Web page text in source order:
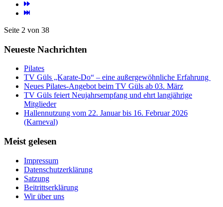
Seite 2 von 38
Neueste Nachrichten
Pilates
TV Güls „Karate-Do“ – eine außergewöhnliche Erfahrung
Neues Pilates-Angebot beim TV Güls ab 03. März
TV Güls feiert Neujahrsempfang und ehrt langjährige
Mitglieder
Hallennutzung vom 22. Januar bis 16. Februar 2026
(Karneval)
Meist gelesen
Impressum
Datenschutzerklärung
Satzung
Beitrittserklärung
Wir über uns